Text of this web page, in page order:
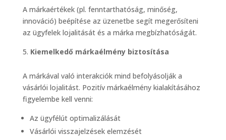
A márkaértékek (pl. fenntarthatóság, minőség,
innováció) beépítése az üzenetbe segít megerősíteni
az ügyfelek lojalitását és a márka megbízhatóságát.
Kiemelkedő márkaélmény biztosítása
A márkával való interakciók mind befolyásolják a
vásárlói lojalitást. Pozitív márkaélmény kialakításához
figyelembe kell venni:
Az ügyfélút optimalizálását
Vásárlói visszajelzések elemzését